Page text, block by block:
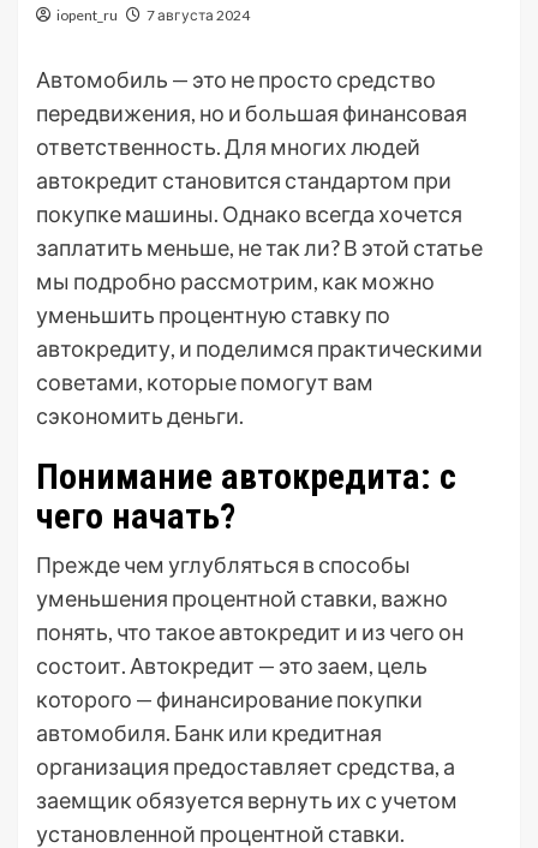
iopent_ru 7 августа 2024
Автомобиль — это не просто средство
передвижения, но и большая финансовая
ответственность. Для многих людей
автокредит становится стандартом при
покупке машины. Однако всегда хочется
заплатить меньше, не так ли? В этой статье
мы подробно рассмотрим, как можно
уменьшить процентную ставку по
автокредиту, и поделимся практическими
советами, которые помогут вам
сэкономить деньги.
Понимание автокредита: с
чего начать?
Прежде чем углубляться в способы
уменьшения процентной ставки, важно
понять, что такое автокредит и из чего он
состоит. Автокредит — это заем, цель
которого — финансирование покупки
автомобиля. Банк или кредитная
организация предоставляет средства, а
заемщик обязуется вернуть их с учетом
установленной процентной ставки.